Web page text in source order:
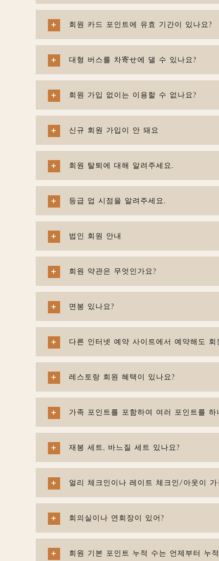
회원 카드 포인트에 유효 기간이 있나요?
대형 버스를 차寄せ에 댈 수 있나요?
회원 가입 없이는 이용할 수 없나요?
신규 회원 가입이 안 돼요
회원 탈퇴에 대해 알려주세요.
등급 업 시점을 알려주세요.
법인 회원 안내
회원 약관은 무엇인가요?
면봉 있나요?
다른 인터넷 예약 사이트에서 예약해도
레스토랑 회원 혜택이 있나요?
가족 포인트를 포함하여 여러 포인트를
재봉 세트, 바느질 세트 있나요?
얼리 체크인이나 레이트 체크인/아웃이 가
회의실이나 연회장이 있어?
회원 기본 포인트 누적 수는 언제부터 누